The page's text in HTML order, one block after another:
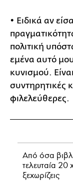
• Ειδικά αν
πολιτική
εμένα αυτό
κυνισμού.
συντηρητικές
φιλελεύθερες.
Από όσα
τελευταία 20
ξεχωρίζεις